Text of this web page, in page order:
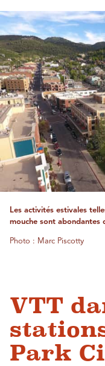
Les activités estivales
mouche sont abondantes
Photo : Marc Piscotty
VTT
Park